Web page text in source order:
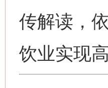
传解读，
饮业实现